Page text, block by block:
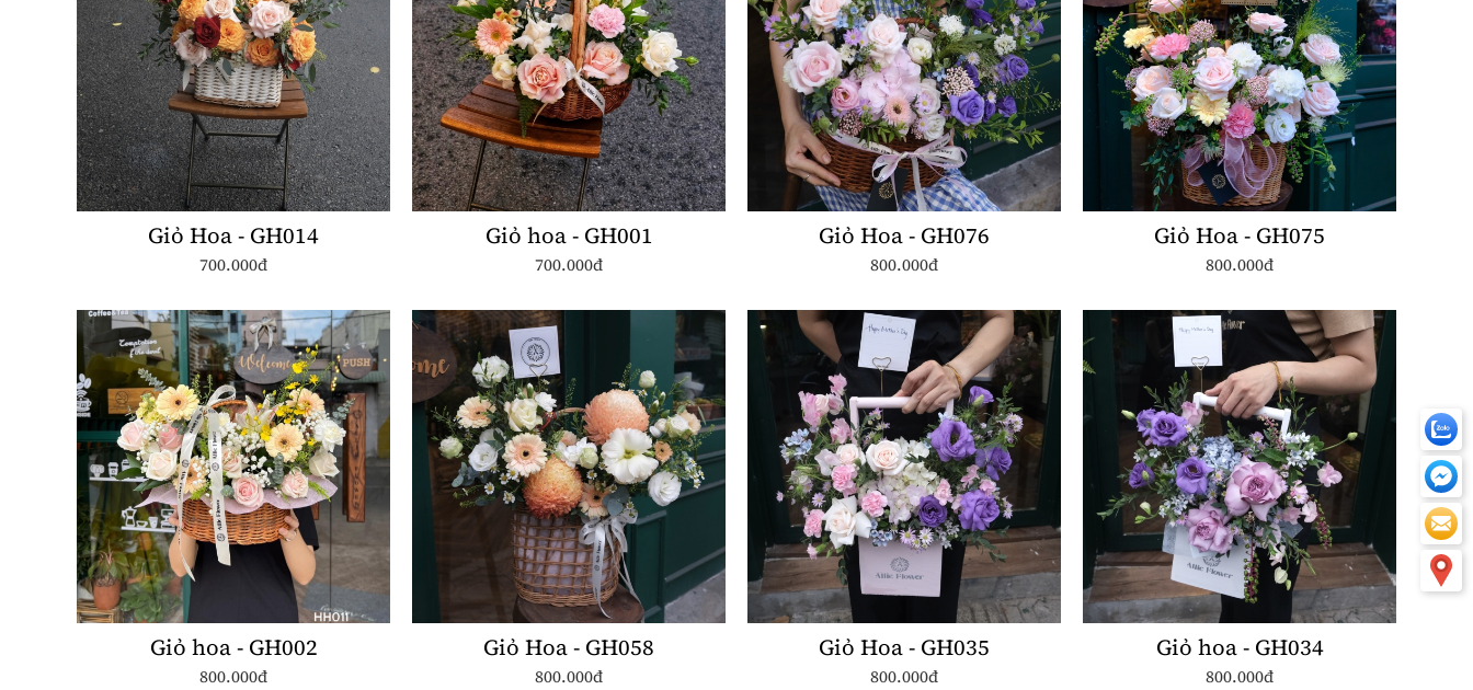
Giỏ Hoa - GH014
700.000đ
Giỏ hoa - GH001
700.000đ
Giỏ Hoa - GH076
800.000đ
Giỏ Hoa - GH075
800.000đ
Giỏ hoa - GH002
800.000đ
Giỏ Hoa - GH058
800.000đ
Giỏ Hoa - GH035
800.000đ
Giỏ hoa - GH034
800.000đ